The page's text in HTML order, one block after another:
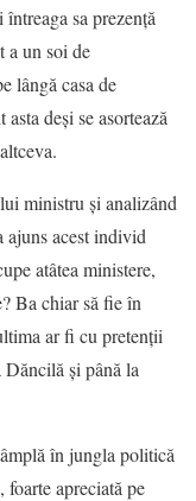
sa prezență
a un soi de
lângă casa de
deși se asortează
și analizând
ajuns acest individ
atâtea ministere,
Ba chiar să fie în
ar fi cu pretenții
și până la
în jungla politică
apreciată pe